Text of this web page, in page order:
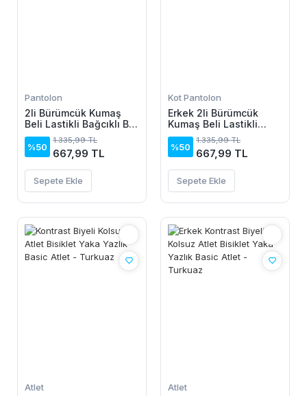
Pantolon
2li Bürümcük Kumaş
Beli Lastikli Bağcıklı Bol
Paça Pantolon -
Beyaz/Vizon
%50
1.335,99 TL
667,99 TL
Sepete Ekle
Kot Pantolon
Erkek 2li Bürümcük
Kumaş Beli Lastikli
Bağcıklı Bol Paça
Pantolon - Beyaz/Vizon
%50
1.335,99 TL
667,99 TL
Sepete Ekle
Atlet Atlet